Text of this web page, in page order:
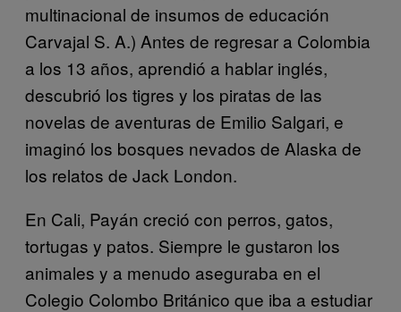
multinacional de insumos de educación
Carvajal S. A.) Antes de regresar a Colombia
a los 13 años, aprendió a hablar inglés,
descubrió los tigres y los piratas de las
novelas de aventuras de Emilio Salgari, e
imaginó los bosques nevados de Alaska de
los relatos de Jack London.
En Cali, Payán creció con perros, gatos,
tortugas y patos. Siempre le gustaron los
animales y a menudo aseguraba en el
Colegio Colombo Británico que iba a estudiar